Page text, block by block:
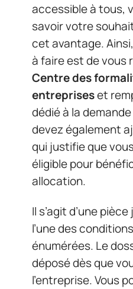
accessible à tous,
savoir votre
cet avantage.
à faire est de vous
Centre des
entrepriseset
dédié à la demande
devez également
qui justifie que
éligible pour
allocation.
Il s’agit d’une
l’une des
énumérées. Le
déposé dès que
l’entreprise. Vous